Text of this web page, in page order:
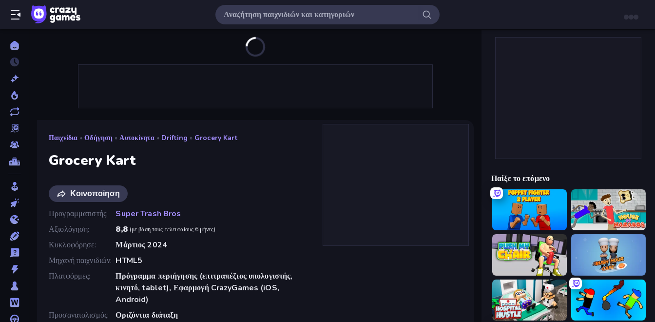
Παιχνίδια » Οδήγηση » Αυτοκίνητα » Drifting » Grocery Kart
Grocery Kart
Κοινοποίηση
Προγραμματιστής
Super Trash Bros
Αξιολόγηση
8,8 (με βάση τους τελευταίους 6 μήνες)
Κυκλοφόρησε
Μάρτιος 2024
Μηχανή παιχνιδιών HTML5
Πλατφόρμες
Πρόγραμμα περιήγησης (επιτραπέζιος υπολογιστής,
κινητό, tablet), Εφαρμογή CrazyGames (iOS,
Android)
Προσανατολισμός
Οριζόντια διάταξη
Παίξε το επόμενο
Puppet Fighter 2 Player House of Hazards
Push My Chair Rush Hour Cafe
Hospital Hustle Mini-Caps: Bombs